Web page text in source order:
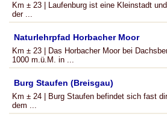
Km ± 23 | Laufenburg ist eine Kleinstadt
der ...
Naturlehrpfad Horbacher Moor
Km ± 23 | Das Horbacher Moor bei
1000 m.ü.M. in ...
Burg Staufen (Breisgau)
Km ± 24 | Burg Staufen befindet sich fast
dem ...